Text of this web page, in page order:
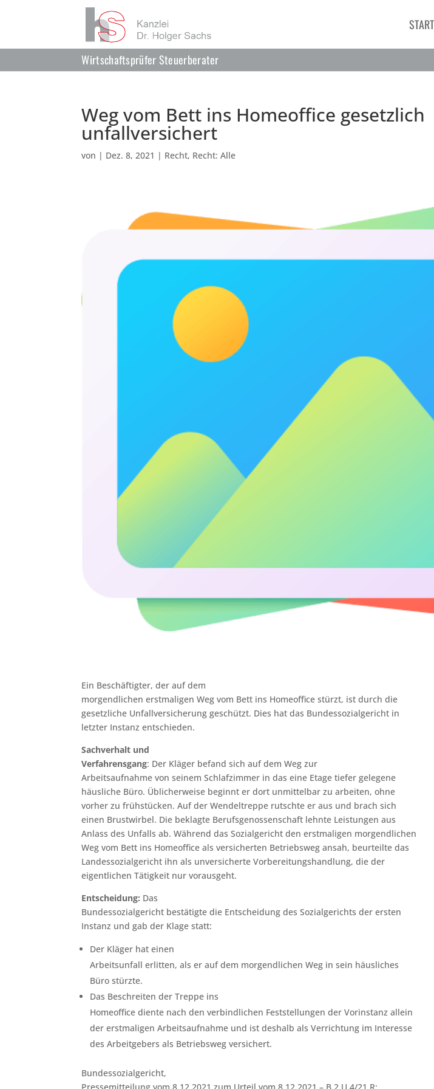
Wirtschaftsprüfer Steuerberater
Weg vom Bett ins Homeoffice gesetzlich
unfallversichert
von | Dez. 8, 2021 | Recht, Recht: Alle
Ein Beschäftigter, der auf dem
morgendlichen erstmaligen Weg vom Bett ins Homeoffice stürzt, ist durch die
gesetzliche Unfallversicherung geschützt. Dies hat das Bundessozialgericht in
letzter Instanz entschieden.
Sachverhalt und
Verfahrensgang: Der Kläger befand sich auf dem Weg zur
Arbeitsaufnahme von seinem Schlafzimmer in das eine Etage tiefer gelegene
häusliche Büro. Üblicherweise beginnt er dort unmittelbar zu arbeiten, ohne
vorher zu frühstücken. Auf der Wendeltreppe rutschte er aus und brach sich
einen Brustwirbel. Die beklagte Berufsgenossenschaft lehnte Leistungen aus
Anlass des Unfalls ab. Während das Sozialgericht den erstmaligen morgendlichen
Weg vom Bett ins Homeoffice als versicherten Betriebsweg ansah, beurteilte das
Landessozialgericht ihn als unversicherte Vorbereitungshandlung, die der
eigentlichen Tätigkeit nur vorausgeht.
Entscheidung: Das
Bundessozialgericht bestätigte die Entscheidung des Sozialgerichts der ersten
Instanz und gab der Klage statt:
Der Kläger hat einen
Arbeitsunfall erlitten, als er auf dem morgendlichen Weg in sein häusliches
Büro stürzte.
Das Beschreiten der Treppe ins
Homeoffice diente nach den verbindlichen Feststellungen der Vorinstanz allein
der erstmaligen Arbeitsaufnahme und ist deshalb als Verrichtung im Interesse
des Arbeitgebers als Betriebsweg versichert.
Bundessozialgericht,
Pressemitteilung vom 8.12.2021 zum Urteil vom 8.12.2021 – B 2 U 4/21 R;